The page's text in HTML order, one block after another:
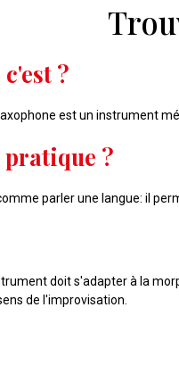
?
est un instrument
?
parler une langue: il
doit s'adapter à la
de l'improvisation.